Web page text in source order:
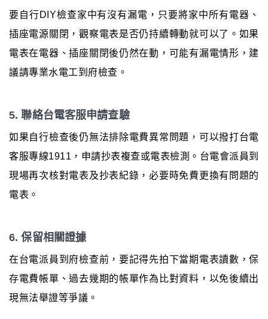
要自行DIY檢查家中有沒有漏電，只要將家中所有電器、
插座電源關閉，觀察電表是否仍持續轉動就可以了。如果
電表在電器、插座關閉後仍然在動，可能有漏電情形，建
議請專業水電工到府檢查。
5. 聯絡台電客服申請查驗
如果自行檢查後仍無法排除電費異常問題，可以撥打台電
客服專線1911，申請抄表複查或電表檢測。台電會派員到
現場再次核對電表及抄表紀錄，必要時免費更換有問題的
電表。
6. 保留相關證據
在台電派員到府檢查前，要記得先拍下當期電表讀數，保
存電費帳單、過去幾期的帳單作為比對資料，以免後續出
現無法舉證等爭議。